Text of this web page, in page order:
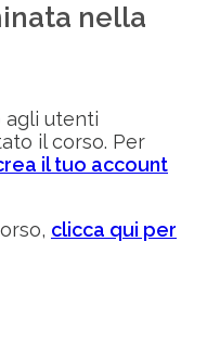
nella
agli utenti
il corso. Per
il tuo account
clicca qui per